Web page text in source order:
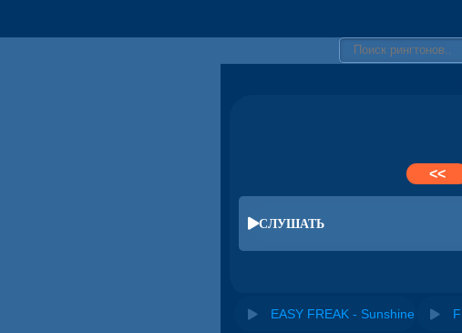
<<
СЛУШАТЬ
EASY FREAK - Sunshine